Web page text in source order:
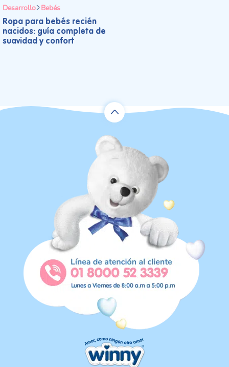
Desarrollo Bebés
Ropa para bebés recién
nacidos: guía completa de
suavidad y confort